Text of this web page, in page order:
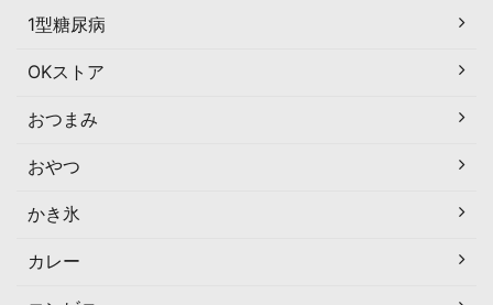
1型糖尿病
OKストア
おつまみ
おやつ
かき氷
カレー